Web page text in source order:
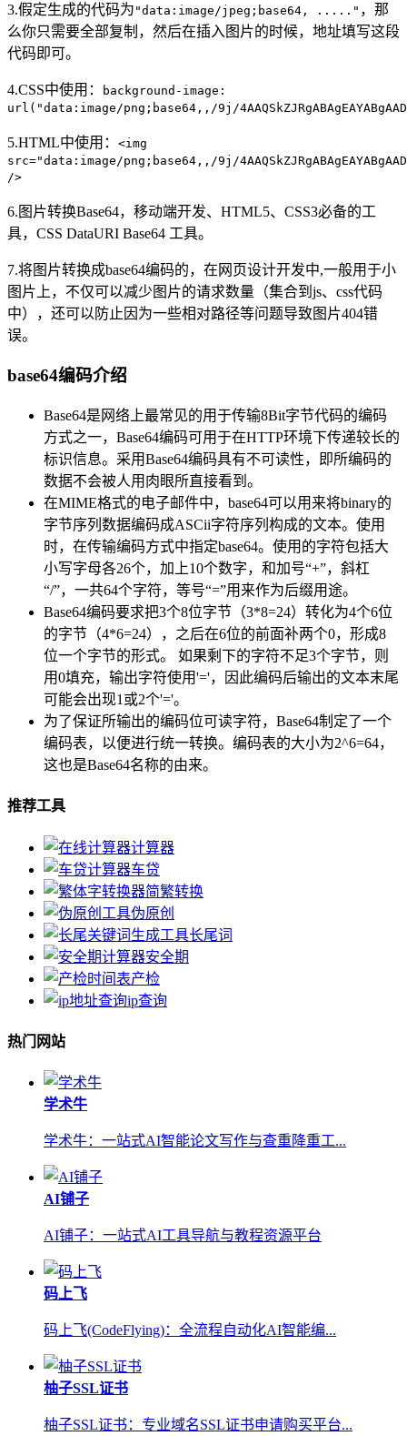
3.假定生成的代码为 "data:image/jpeg;base64, ....." ，那
么你只需要全部复制，然后在插入图片的时候，地址填写这段
代码即可。
4.CSS中使用：
background-image:
url("data:image/png;base64,,/9j/4AAQSkZJRgABAgEAYABgAAD/
5.HTML中使用： <img
src="data:image/png;base64,,/9j/4AAQSkZJRgABAgEAYABgAAD/
/>
6.图片转换Base64，移动端开发、HTML5、CSS3必备的工
具，CSS DataURI Base64 工具。
7.将图片转换成base64编码的，在网页设计开发中,一般用于小
图片上，不仅可以减少图片的请求数量（集合到js、css代码
中），还可以防止因为一些相对路径等问题导致图片404错
误。
base64编码介绍
Base64是网络上最常见的用于传输8Bit字节代码的编码
方式之一，Base64编码可用于在HTTP环境下传递较长的
标识信息。采用Base64编码具有不可读性，即所编码的
数据不会被人用肉眼所直接看到。
在MIME格式的电子邮件中，base64可以用来将binary的
字节序列数据编码成ASCii字符序列构成的文本。使用
时，在传输编码方式中指定base64。使用的字符包括大
小写字母各26个，加上10个数字，和加号“+”，斜杠
“/”，一共64个字符，等号“=”用来作为后缀用途。
Base64编码要求把3个8位字节（3*8=24）转化为4个6位
的字节（4*6=24），之后在6位的前面补两个0，形成8
位一个字节的形式。 如果剩下的字符不足3个字节，则
用0填充，输出字符使用'='，因此编码后输出的文本末尾
可能会出现1或2个'='。
为了保证所输出的编码位可读字符，Base64制定了一个
编码表，以便进行统一转换。编码表的大小为2^6=64，
这也是Base64名称的由来。
推荐工具
计算器
车贷
简繁转换
伪原创
长尾词
安全期
产检
ip查询
热门网站
学术牛
学术牛：一站式AI智能论文写作与查重降重工...
AI铺子
AI铺子：一站式AI工具导航与教程资源平台
码上飞
码上飞(CodeFlying)：全流程自动化AI智能编...
柚子SSL证书
柚子SSL证书：专业域名SSL证书申请购买平台...